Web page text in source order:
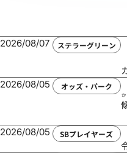
2026/08/07 ステラーグリーン
2026/08/05 オッズ・パーク
2026/08/05 SBプレイヤーズ